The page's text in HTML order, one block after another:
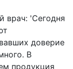
врач: 'Сегодня
доверие
В
продукция